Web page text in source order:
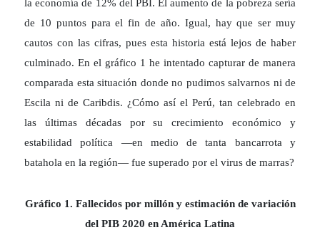
la economía de 12% del PBI. El aumento de la pobreza sería
de 10 puntos para el fin de año. Igual, hay que ser muy
cautos con las cifras, pues esta historia está lejos de haber
culminado. En el gráfico 1 he intentado capturar de manera
comparada esta situación donde no pudimos salvarnos ni de
Escila ni de Caribdis. ¿Cómo así el Perú, tan celebrado en
las últimas décadas por su crecimiento económico y
estabilidad política —en medio de tanta bancarrota y
batahola en la región— fue superado por el virus de marras?
Gráfico 1. Fallecidos por millón y estimación de variación
del PIB 2020 en América Latina